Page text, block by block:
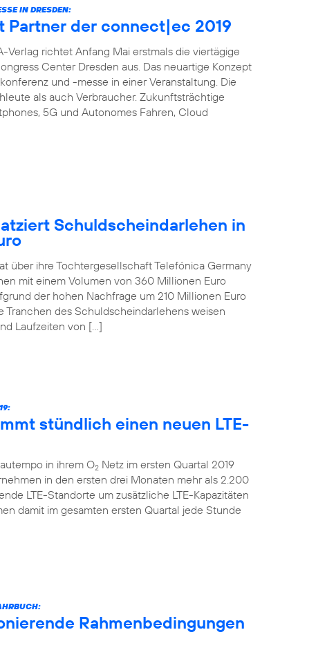
IN DRESDEN:
Partner der connect|ec 2019
Verlag richtet Anfang Mai erstmals die viertägige
Center Dresden aus. Das neuartige Konzept
und -messe in einer Veranstaltung. Die
als auch Verbraucher. Zukunftsträchtige
5G und Autonomes Fahren, Cloud
Schuldscheindarlehen in
über ihre Tochtergesellschaft Telefónica Germany
mit einem Volumen von 360 Millionen Euro
der hohen Nachfrage um 210 Millionen Euro
des Schuldscheindarlehens weisen
Laufzeiten von […]
stündlich einen neuen LTE-
in ihrem O2 Netz im ersten Quartal 2019
in den ersten drei Monaten mehr als 2.200
LTE-Standorte um zusätzliche LTE-Kapazitäten
damit im gesamten ersten Quartal jede Stunde
Rahmenbedingungen